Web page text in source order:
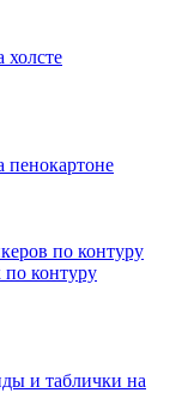
по контуру
по контуру
и таблички на